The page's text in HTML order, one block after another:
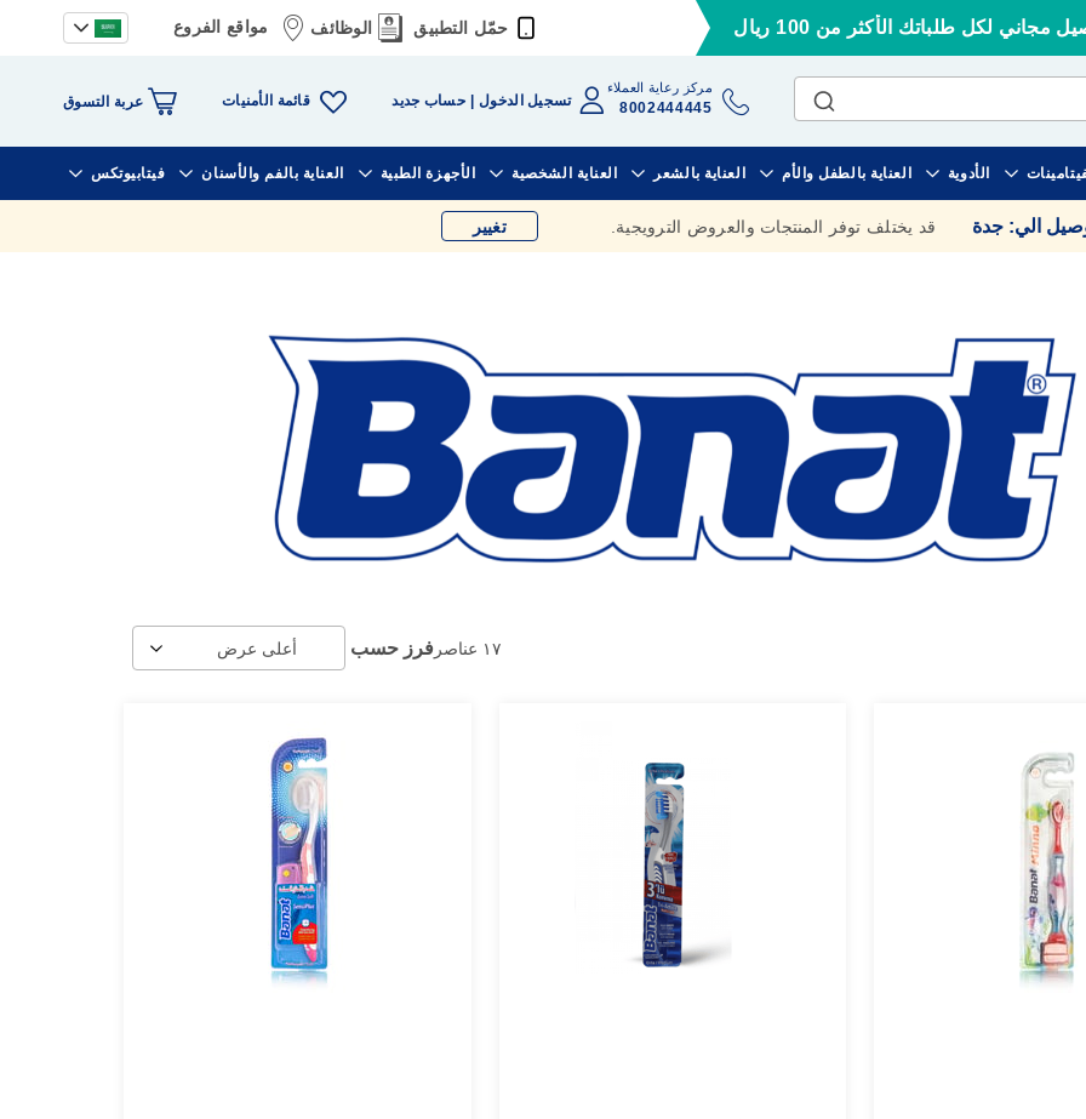
مجاني لكل طلباتك الأكثر من 100 ريال حمّل التطبيق الوظائف مواقع الفروع
مركز رعاية العملاء
8002444445 تسجيل الدخول حساب جديد قائمة الأمنيات عربة التسوق
الأدوية العناية بالطفل والأم العناية بالشعر العناية الشخصية الأجهزة الطبية العناية بالفم والأسنان فيتابيوتكس
الي: جدة قد يختلف توفر المنتجات والعروض الترويجية. تغيير
١٧ عناصر فرز حسب